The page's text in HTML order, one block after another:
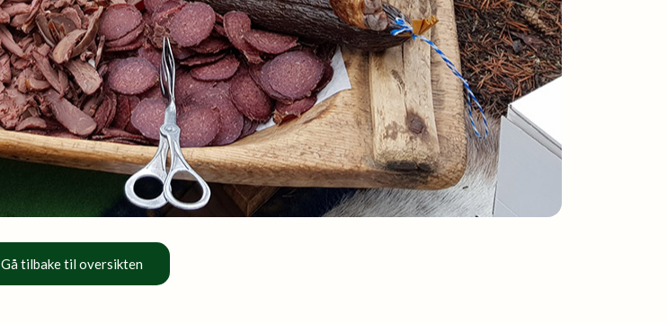
Gå tilbake til oversikten